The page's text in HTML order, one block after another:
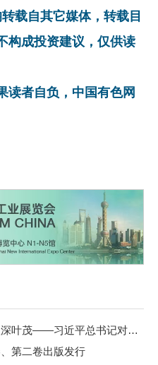
载自其它媒体，转载目
构成投资建议，仅供读
读者自负，中国有色网
让中朝传统友谊之树更加根深叶茂——习近平总书记对朝鲜进行国事访问纪实
第二卷出版发行